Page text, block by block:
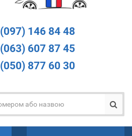
(097) 146 84 48
(063) 607 87 45
(050) 877 60 30